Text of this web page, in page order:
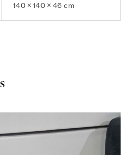
140 × 140 × 46 cm